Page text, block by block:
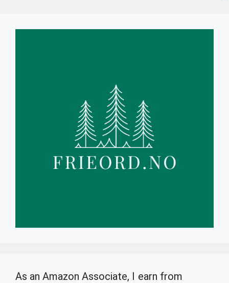
As an Amazon Associate, I earn from